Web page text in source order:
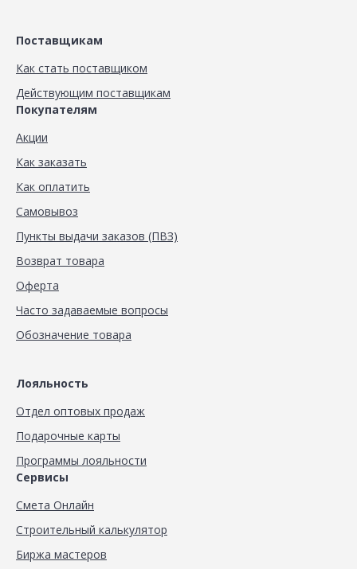
Поставщикам
Как стать поставщиком
Действующим поставщикам
Покупателям
Акции
Как заказать
Как оплатить
Самовывоз
Пункты выдачи заказов (ПВЗ)
Возврат товара
Оферта
Часто задаваемые вопросы
Обозначение товара
Лояльность
Отдел оптовых продаж
Подарочные карты
Программы лояльности
Сервисы
Смета Онлайн
Строительный калькулятор
Биржа мастеров